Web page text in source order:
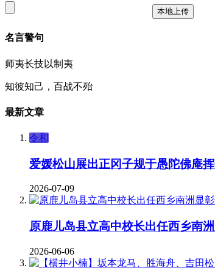
本地上传
名言警句
师夷长技以制夷
知彼知己，百战不殆
最新文章
令和
爱媛松山展出正冈子规于愚陀佛庵
2026-07-09
原鹿儿岛县立高中校长出任西乡南
2026-06-06